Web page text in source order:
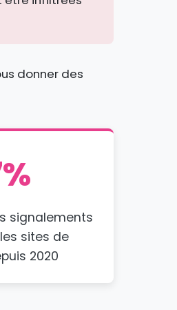
donner des
signalements
sites de
2020